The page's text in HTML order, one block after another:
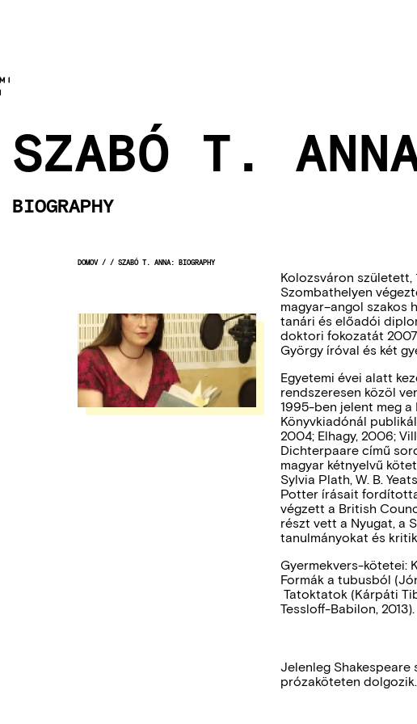
DOMOV SZABÓ T. ANNA: BIOGRAPHY
Image
SZABÓ T.
BIOGRAPHY
Kolozsváron
Szombathelyen
magyar–angol szakos
tanári és előadói
doktori fokozatát
György íróval és két
Egyetemi évei alatt
rendszeresen közöl
1995-ben jelent meg
Könyvkiadónál
2004; Elhagy, 2006;
Dichterpaare című
magyar kétnyelvű
Sylvia Plath, W. B.
Potter írásait
végzett a British
részt vett a Nyugat, a
tanulmányokat és
Gyermekvers-kötetei:
Formák a tubusból
Tatoktatok (Kárpáti
Tessloff-Babilon, 2013).
Jelenleg
prózaköteten dolgozik.